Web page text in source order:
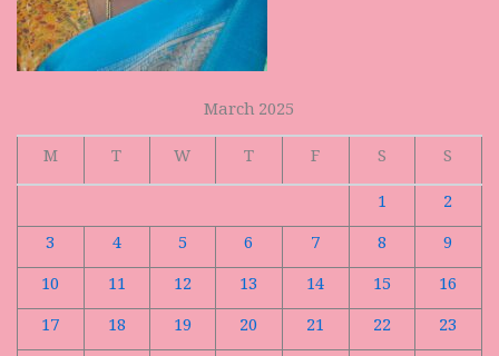
March 2025
M
T W T F S
S
1
2
3
4 5 6 7 8
9
10
11 12 13 14 15
16
17
18 19 20 21 22
23